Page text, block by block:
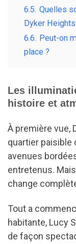
6.5. Quelles
Dyker
6.6. Peut-on
place ?
Les
histoire et
À première vue,
quartier paisible
avenues
entretenus.
change
Tout a
habitante, Lucy
de façon